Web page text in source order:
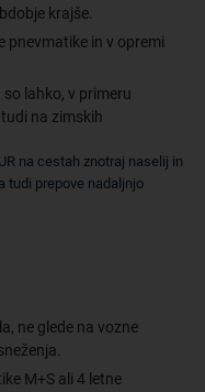
krajše.
pnevmatike in v opremi
lahko, v primeru
na zimskih
na cestah znotraj naselij in
tudi prepove nadaljnjo
ne glede na vozne
M+S ali 4 letne